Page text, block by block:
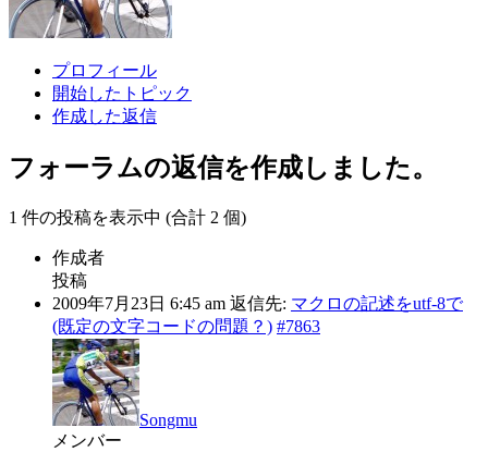
プロフィール
開始したトピック
作成した返信
フォーラムの返信を作成しました。
1 件の投稿を表示中 (合計 2 個)
作成者
投稿
2009年7月23日 6:45 am 返信先: マクロの記述をutf-8で
(既定の文字コードの問題？) #7863
Songmu
メンバー